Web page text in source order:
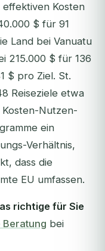
effektiven Kosten
$ für 91
Land bei Vanuatu
215.000 $ für 136
$ pro Ziel. St.
Reiseziele etwa
Kosten-Nutzen-
ein
Verhältnis,
dass die
EU umfassen.
richtige für Sie
Beratung bei